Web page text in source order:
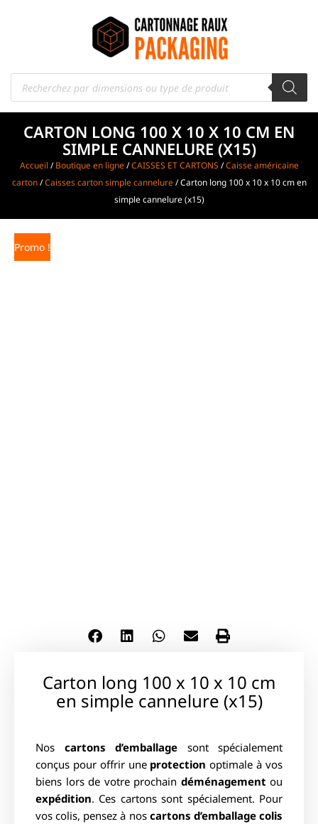
CARTON LONG 100 X 10 X 10 CM EN
SIMPLE CANNELURE (X15)
Accueil /Boutique en ligne/CAISSES ET CARTONS /Caisse américaine
carton/Caisses carton simple cannelure/ Carton long 100 x 10 x 10 cm en
simple cannelure (x15)
Promo !
Carton long 100 x 10 x 10 cm
en simple cannelure (x15)
Nos cartons d’emballage sont spécialement
conçus pour offrir une protection optimale à vos
biens lors de votre prochain déménagement ou
expédition. Ces cartons sont spécialement. Pour
vos colis, pensez à nos cartons d’emballage colis